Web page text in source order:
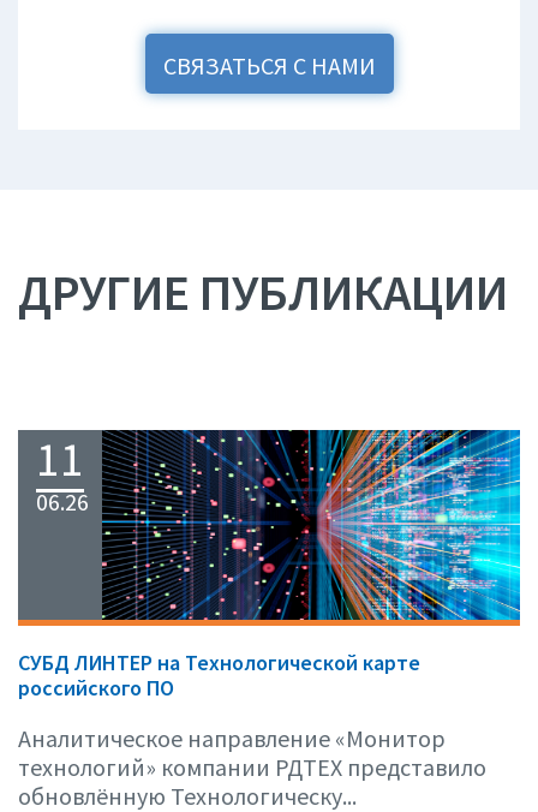
СВЯЗАТЬСЯ С НАМИ
ДРУГИЕ ПУБЛИКАЦИИ
11
06.26
СУБД ЛИНТЕР на Технологической карте
российского ПО
Аналитическое направление «Монитор
технологий» компании РДТЕХ представило
обновлённую Технологическу...